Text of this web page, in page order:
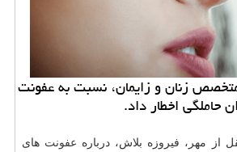
زنان و زایمان، نسبت به عفونت
حاملگی اخطار داد.
از مهر، فیروزه بلاش، درباره عفونت های